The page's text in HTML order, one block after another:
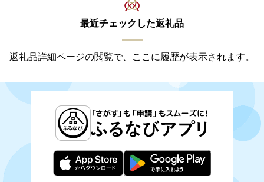
最近チェックした返礼品
返礼品詳細ページの閲覧で、ここに履歴が表示されます。